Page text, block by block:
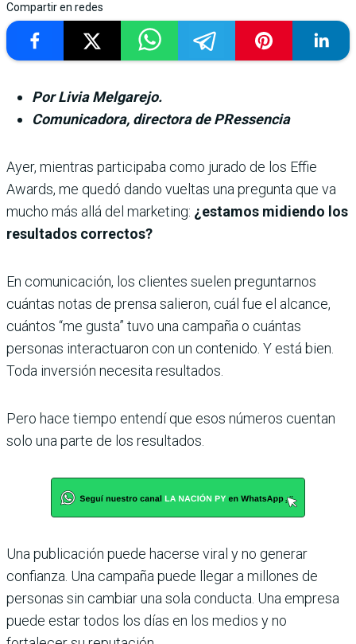
Compartir en redes
Por Livia Melgarejo.
Comunicadora, directora de PRessencia
Ayer, mientras participaba como jurado de los Effie
Awards, me quedó dando vueltas una pre­gunta que va
mucho más allá del marketing: ¿estamos midiendo los
resultados correctos?
En comunicación, los clientes suelen preguntarnos
cuántas notas de prensa salieron, cuál fue el alcance,
cuántos “me gusta” tuvo una campaña o cuántas
personas interactuaron con un contenido. Y está bien.
Toda inversión necesita resultados.
Pero hace tiempo entendí que esos números cuentan
solo una parte de los resultados.
Una publicación puede hacerse viral y no generar
confianza. Una campaña puede llegar a millones de
personas sin cambiar una sola conducta. Una empresa
puede estar todos los días en los medios y no